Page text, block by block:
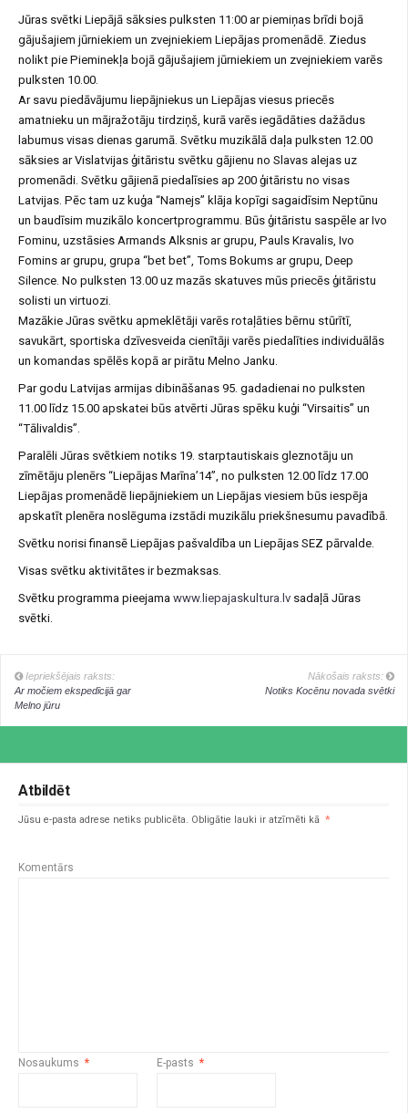
Jūras svētki Liepājā sāksies pulksten 11:00 ar piemiņas brīdi bojā
gājušajiem jūrniekiem un zvejniekiem Liepājas promenādē. Ziedus
nolikt pie Pieminekļa bojā gājušajiem jūrniekiem un zvejniekiem varēs
pulksten 10.00.
Ar savu piedāvājumu liepājniekus un Liepājas viesus priecēs
amatnieku un mājražotāju tirdziņš, kurā varēs iegādāties dažādus
labumus visas dienas garumā. Svētku muzikālā daļa pulksten 12.00
sāksies ar Vislatvijas ģitāristu svētku gājienu no Slavas alejas uz
promenādi. Svētku gājienā piedalīsies ap 200 ģitāristu no visas
Latvijas. Pēc tam uz kuģa “Namejs” klāja kopīgi sagaidīsim Neptūnu
un baudīsim muzikālo koncertprogrammu. Būs ģitāristu saspēle ar Ivo
Fominu, uzstāsies Armands Alksnis ar grupu, Pauls Kravalis, Ivo
Fomins ar grupu, grupa “bet bet”, Toms Bokums ar grupu, Deep
Silence. No pulksten 13.00 uz mazās skatuves mūs priecēs ģitāristu
solisti un virtuozi.
Mazākie Jūras svētku apmeklētāji varēs rotaļāties bērnu stūrītī,
savukārt, sportiska dzīvesveida cienītāji varēs piedalīties individuālās
un komandas spēlēs kopā ar pirātu Melno Janku.
Par godu Latvijas armijas dibināšanas 95. gadadienai no pulksten
11.00 līdz 15.00 apskatei būs atvērti Jūras spēku kuģi “Virsaitis” un
“Tālivaldis”.
Paralēli Jūras svētkiem notiks 19. starptautiskais gleznotāju un
zīmētāju plenērs “Liepājas Marīna’14”, no pulksten 12.00 līdz 17.00
Liepājas promenādē liepājniekiem un Liepājas viesiem būs iespēja
apskatīt plenēra noslēguma izstādi muzikālu priekšnesumu pavadībā.
Svētku norisi finansē Liepājas pašvaldība un Liepājas SEZ pārvalde.
Visas svētku aktivitātes ir bezmaksas.
Svētku programma pieejama www.liepajaskultura.lv sadaļā Jūras
svētki.
Iepriekšējais raksts:
Ar močiem ekspedīcijā gar
Melno jūru
Nākošais raksts:
Notiks Kocēnu novada svētki
Atbildēt
Jūsu e-pasta adrese netiks publicēta. Obligātie lauki ir atzīmēti kā *
Komentārs
Nosaukums * E-pasts *